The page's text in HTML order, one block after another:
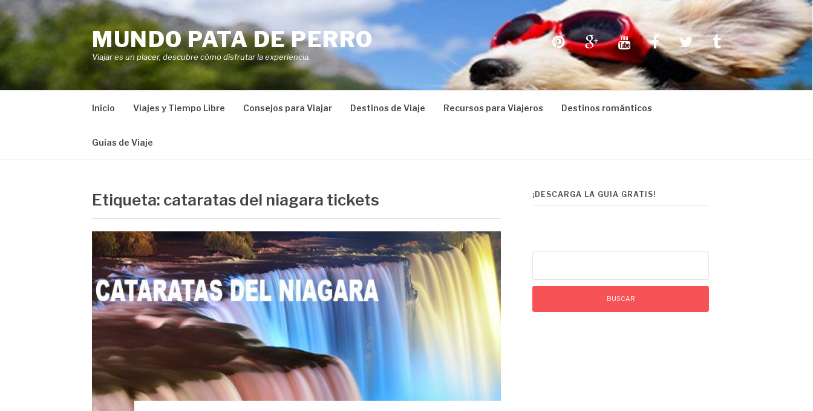
Saltar
al
contenido
MUNDO PATA DE PERRO
Viajar es un placer, descubre cómo disfrutar la experiencia.
PinterestGoogle+YoutubeFacebookTwitterTumblr
Inicio Viajes y Tiempo Libre Consejos para Viajar Destinos de Viaje Recursos para Viajeros Destinos románticos
Guías de Viaje
Etiqueta: cataratas del niagara tickets ¡DESCARGA LA GUIA GRATIS!